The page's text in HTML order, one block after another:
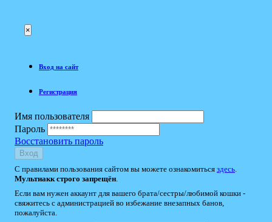
×
Вход на сайт
Регистрация
Имя пользователя
Пароль
Восстановить пароль
Вход
С правилами пользования сайтом вы можете ознакомиться здесь
Мультиакк строго запрещён
Если вам нужен аккаунт для вашего брата/сестры/любимой кошки -
свяжитесь с администрацией во избежание внезапных банов,
пожалуйста.